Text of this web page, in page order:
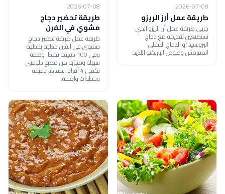
2026-07-08
طريقة عمل أرز الريزو
جربي طريقة عمل أرز الريزو الذي
تستطيعين تقديمه مع دجاج
البروستيد أو الدجاج المقلي
المقرمش وصوص الباربكيو اللذيذ.
2026-07-08
طريقة تحضير دجاج
مشوي في الفرن
طريقة عمل طريقة تحضير دجاج
مشوي في الفرن خطوة بخطوة
وفي 100 دقيقة فقط. وصفة
سهلة ومجرّبة من مطبخ دلوقتي
تكفي 4 أفراد، بمقادير دقيقة
وخطوات واضحة.